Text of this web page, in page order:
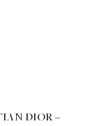
DIOR –